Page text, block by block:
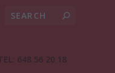
648 56 20 18